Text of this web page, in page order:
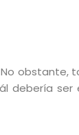
obstante,
debería ser